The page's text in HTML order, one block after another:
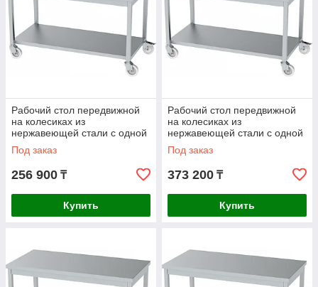
Рабочий стол передвижной
на колесиках из
нержавеющей стали с одной
полкой AISI 430
1300x700x850mm
Под заказ
256 900 ₸
Купить
Рабочий стол передвижной
на колесиках из
нержавеющей стали с одной
полкой AISI 304
1300x700x850mm
Под заказ
373 200 ₸
Купить